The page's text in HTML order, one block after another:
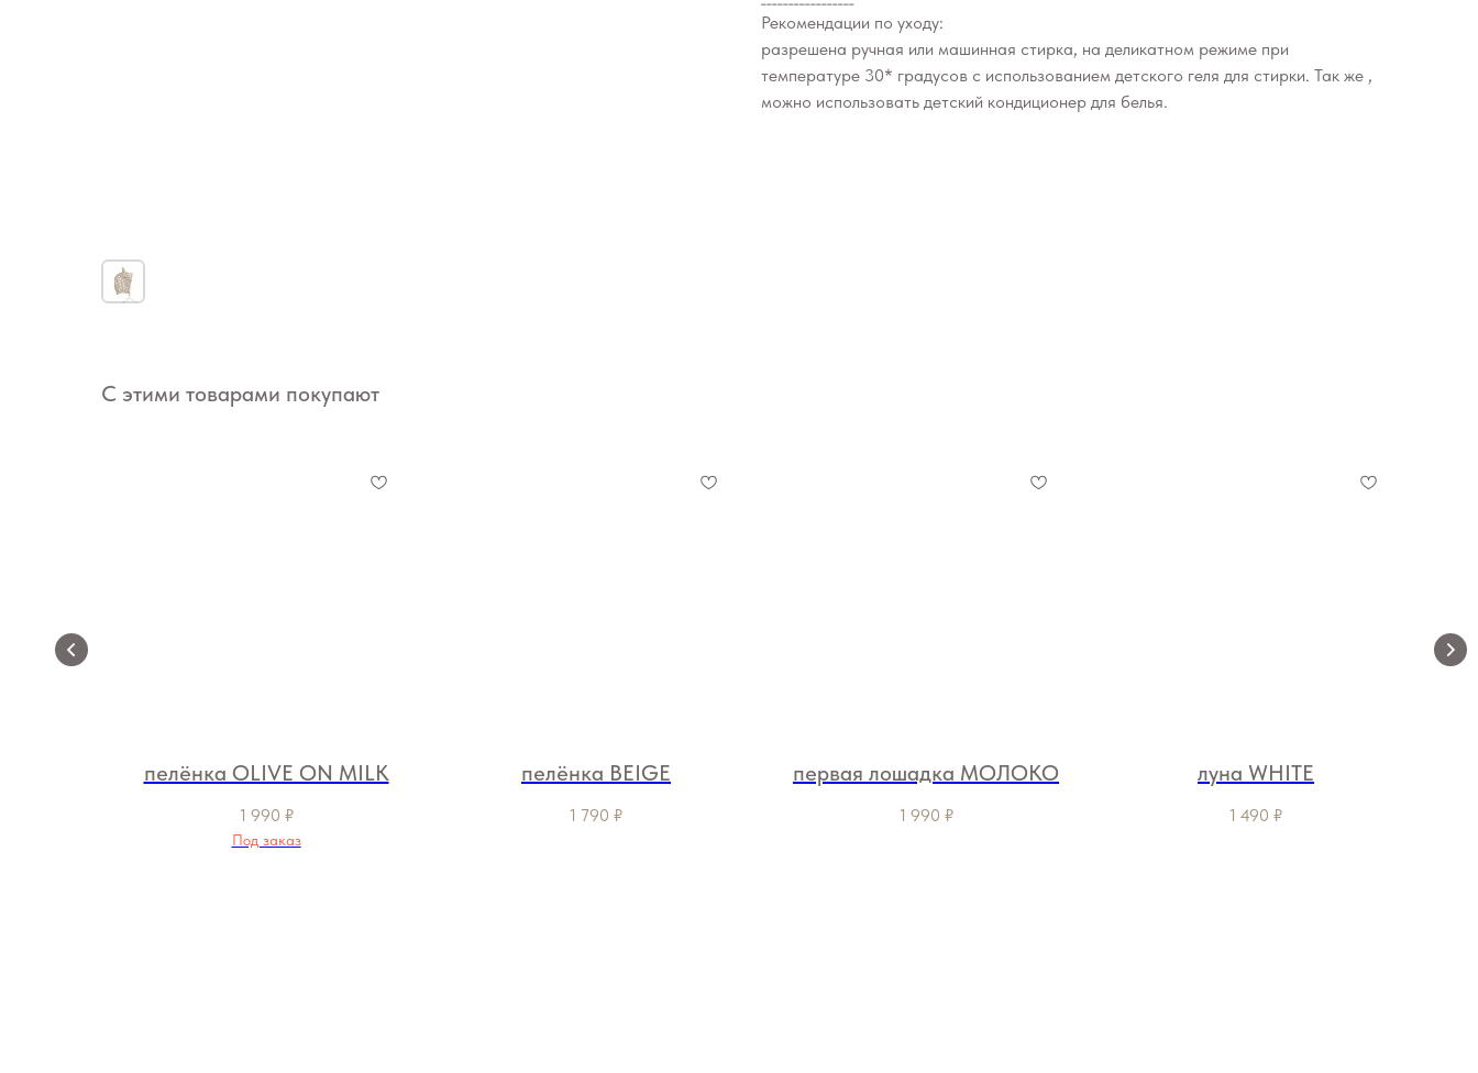
Рекомендации по уходу:
разрешена ручная или машинная стирка, на деликатном режиме при
температуре 30* градусов с использованием детского геля для стирки. Так же ,
можно использовать детский кондиционер для белья.
С этими товарами покупают
пелёнка OLIVE ON MILK
1 990 ₽
Под заказ
пелёнка BEIGE
1 790 ₽
первая лошадка МОЛОКО
1 990 ₽
луна WHITE
1 490 ₽